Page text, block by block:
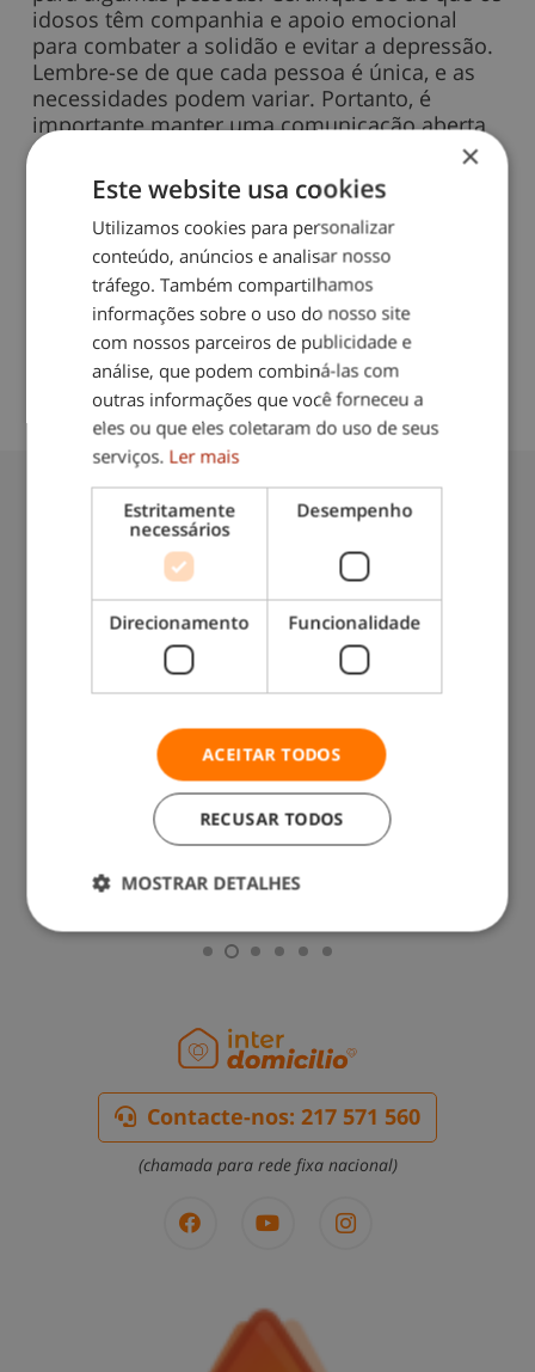
idosos têm companhia e apoio emocional
para combater a solidão e evitar a depressão.
Lembre-se de que cada pessoa é única, e as
necessidades podem variar. Portanto, é
importante manter uma comunicação aberta
com os idosos e seus cuidadores para
entender as suas necessidades individuais e
ajustar os cuidados, conforme necessário.
Compartilhe este blog
Data do blog:12/11/2024
Também lhe pode interessar:
Exercícios para Melhorar a Memória
Contacte-nos: 217 571 560
(chamada para rede fixa nacional)
×
Este website usa cookies
Utilizamos cookies para personalizar
conteúdo, anúncios e analisar nosso
tráfego. Também compartilhamos
informações sobre o uso do nosso site
com nossos parceiros de publicidade e
análise, que podem combiná-las com
outras informações que você forneceu a
eles ou que eles coletaram do uso de seus
serviços. Ler mais
Estritamente
necessários
Desempenho
Direcionamento Funcionalidade
ACEITAR TODOS
RECUSAR TODOS
MOSTRAR DETALHES